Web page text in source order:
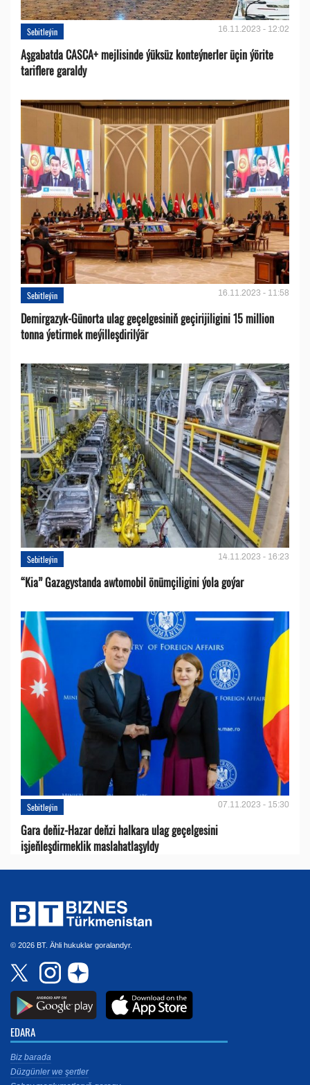
Sebitleýin 16.11.2023 - 12:02
Aşgabatda CASCA+ mejlisinde ýüksüz konteýnerler üçin ýörite
tariflere garaldy
Sebitleýin 16.11.2023 - 11:58
Demirgazyk-Günorta ulag geçelgesiniň geçirijiligini 15 million
tonna ýetirmek meýilleşdirilýär
Sebitleýin 14.11.2023 - 16:23
“Kia” Gazagystanda awtomobil önümçiligini ýola goýar
Sebitleýin 07.11.2023 - 15:30
Gara deňiz-Hazar deňzi halkara ulag geçelgesini
işjeňleşdirmeklik maslahatlaşyldy
© 2026 BT. Ähli hukuklar goralandyr.
EDARA
Biz barada
Düzgünler we şertler